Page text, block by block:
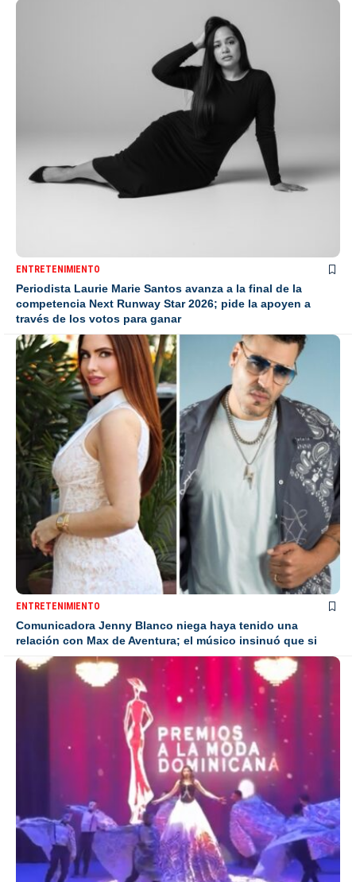
ENTRETENIMIENTO
Periodista Laurie Marie Santos avanza a la final de la
competencia Next Runway Star 2026; pide la apoyen a
través de los votos para ganar
ENTRETENIMIENTO
Comunicadora Jenny Blanco niega haya tenido una
relación con Max de Aventura; el músico insinuó que si